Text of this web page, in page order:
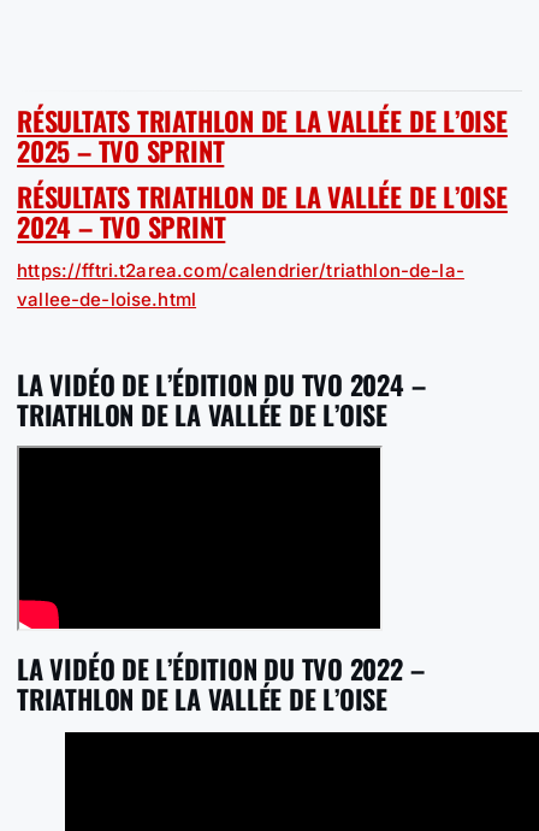
RÉSULTATS TRIATHLON DE LA VALLÉE DE L’OISE
2025 – TVO SPRINT
RÉSULTATS TRIATHLON DE LA VALLÉE DE L’OISE
2024 – TVO SPRINT
https://fftri.t2area.com/calendrier/triathlon-de-la-
vallee-de-loise.html
LA VIDÉO DE L’ÉDITION DU TVO 2024 –
TRIATHLON DE LA VALLÉE DE L’OISE
LA VIDÉO DE L’ÉDITION DU TVO 2022 –
TRIATHLON DE LA VALLÉE DE L’OISE